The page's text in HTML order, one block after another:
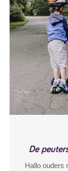
De
Hallo ouders